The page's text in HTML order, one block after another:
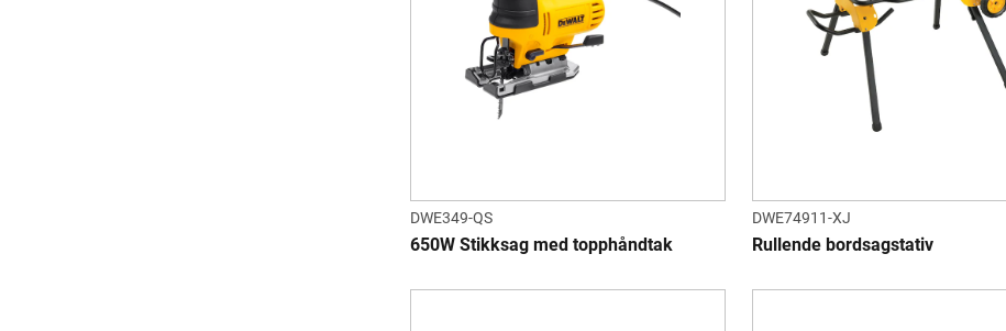
DWE349-QS
650W Stikksag med topphåndtak
DWE74911-XJ
Rullende bordsagstativ